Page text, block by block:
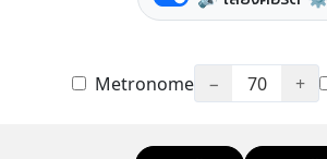
Metronome − 70 +